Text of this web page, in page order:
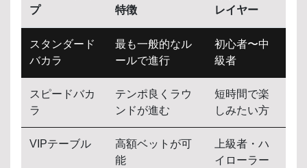
プ
特徴
レイヤー
スタンダード
バカラ
最も一般的なル
ールで進行
初心者〜中
級者
スピードバカ
ラ
テンポ良くラウ
ンドが進む
短時間で楽
しみたい方
VIPテーブル
高額ベットが可
能
上級者・ハ
イローラー